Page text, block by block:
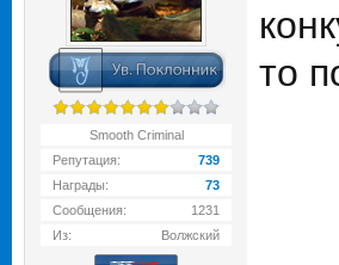
Smooth Criminal
Репутация:
739
Награды:
73
Сообщения:
1231
Из:
Волжский
то